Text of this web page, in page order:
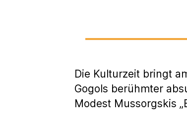
Die Kulturzeit bringt
Gogols berühmter
Modest Mussorgskis